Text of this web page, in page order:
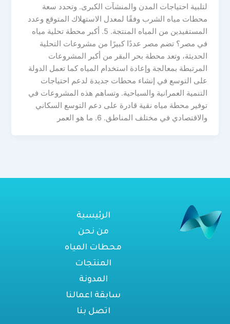
لتلبية احتياجات المدن والمنشآت الكبرى. وتحدد سعة
محطات مياه الشرب وفقًا لمعدل الاستهلاك المتوقع وعدد
المستفيدين من المياه المنتجة. 5. أكبر محطة تحلية مياه
في مصر؟ تضم مصر عددًا كبيرًا من مشروعات التحلية
الحديثة، وتعد محطة بحر البقر من أكبر المشروعات
المرتبطة بمعالجة وإعادة استخدام المياه كما تعمل الدولة
على التوسع في إنشاء محطات جديدة لدعم احتياجات
التنمية العمرانية والسياحية. وتساهم هذه المشروعات في
توفير محطة مياه نقية قادرة على دعم التوسع السكاني
والاقتصادي في مختلف المناطق. 6. ما هو العمر
الرئيسية
من نحن
محطات المياه
المنتجات
المدونة
سابقة اعمالنا
اتصل بنا